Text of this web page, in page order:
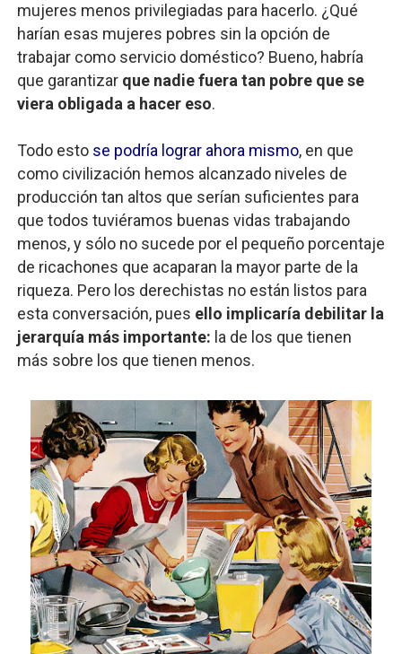
mujeres menos privilegiadas para hacerlo. ¿Qué
harían esas mujeres pobres sin la opción de
trabajar como servicio doméstico? Bueno, habría
que garantizar que nadie fuera tan pobre que se
viera obligada a hacer eso.
Todo esto se podría lograr ahora mismo, en que
como civilización hemos alcanzado niveles de
producción tan altos que serían suficientes para
que todos tuviéramos buenas vidas trabajando
menos, y sólo no sucede por el pequeño porcentaje
de ricachones que acaparan la mayor parte de la
riqueza. Pero los derechistas no están listos para
esta conversación, pues ello implicaría debilitar la
jerarquía más importante: la de los que tienen
más sobre los que tienen menos.